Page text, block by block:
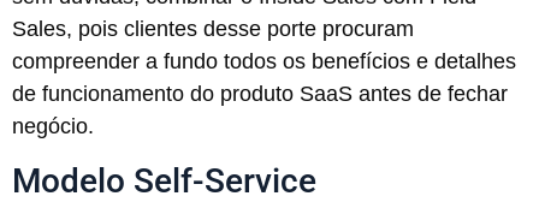
Sales, pois clientes desse porte procuram
compreender a fundo todos os benefícios e detalhes
de funcionamento do produto SaaS antes de fechar
negócio.
Modelo Self-Service